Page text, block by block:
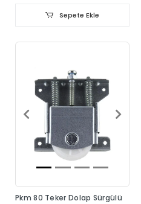
Sepete Ekle
Pkm 80 Teker Dolap Sürgülü